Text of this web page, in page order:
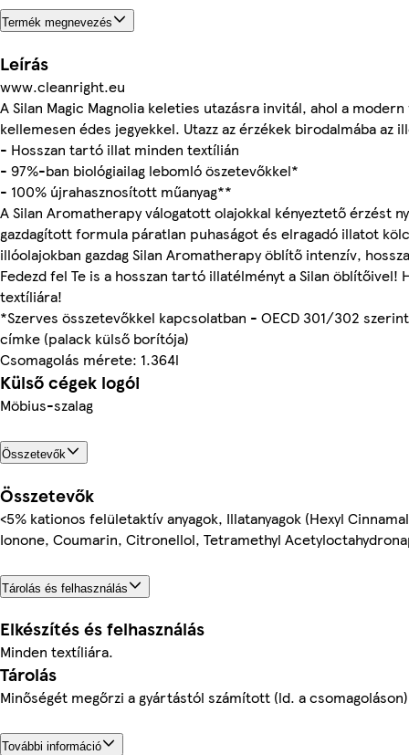
Termék megnevezés
Leírás
www.cleanright.eu
A Silan Magic Magnolia keleties utazásra invitál, ahol a
kellemesen édes jegyekkel. Utazz az érzékek birodalmába az
- Hosszan tartó illat minden textílián
- 97%-ban biológiailag lebomló öszetevőkkel*
- 100% újrahasznosított műanyag**
A Silan Aromatherapy válogatott olajokkal kényeztető érzést
gazdagított formula páratlan puhaságot és elragadó illatot
illóolajokban gazdag Silan Aromatherapy öblítő intenzív,
Fedezd fel Te is a hosszan tartó illatélményt a Silan öblítőivel!
textíliára!
*Szerves összetevőkkel kapcsolatban - OECD 301/302
címke (palack külső borítója)
Csomagolás mérete: 1.364l
Külső cégek logói
Möbius-szalag
Összetevők
Összetevők
<5% kationos felületaktív anyagok, Illatanyagok (Hexyl
Ionone, Coumarin, Citronellol, Tetramethyl
Tárolás és felhasználás
Elkészítés és felhasználás
Minden textíliára.
Tárolás
Minőségét megőrzi a gyártástól számított (ld. a
További információ